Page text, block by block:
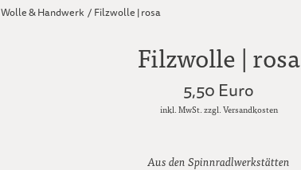
Wolle & Handwerk / Filzwolle | rosa
Filzwolle | rosa
5,50 Euro
inkl. MwSt. zzgl. Versandkosten
Aus den Spinnradlwerkstätten